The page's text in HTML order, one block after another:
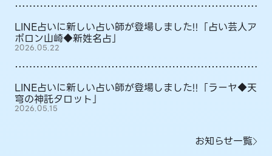
LINE占いに新しい占い師が登場しました!!「占い芸人ア
ポロン山崎◆新姓名占」
2026.05.22
LINE占いに新しい占い師が登場しました!!「ラーヤ◆天
穹の神託タロット」
2026.05.15
お知らせ一覧